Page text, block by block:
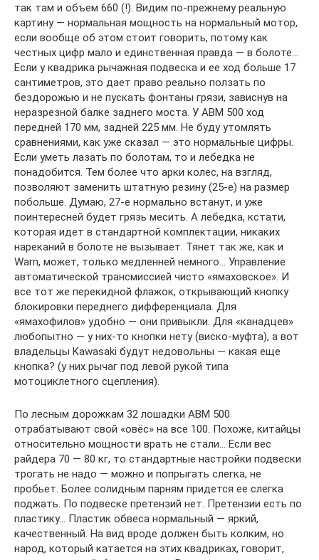
так там и объем 660 (!). Видим по-прежнему реальную
картину — нормальная мощность на нормальный мотор,
если вообще об этом стоит говорить, потому как
честных цифр мало и единственная правда — в болоте…
Если у квадрика рычажная подвеска и ее ход больше 17
сантиметров, это дает право реально ползать по
бездорожью и не пускать фонтаны грязи, зависнув на
неразрезной балке заднего моста. У АВМ 500 ход
передней 170 мм, задней 225 мм. Не буду утомлять
сравнениями, как уже сказал — это нормальные цифры.
Если уметь лазать по болотам, то и лебедка не
понадобится. Тем более что арки колес, на взгляд,
позволяют заменить штатную резину (25-е) на размер
побольше. Думаю, 27-е нормально встанут, и уже
поинтересней будет грязь месить. А лебедка, кстати,
которая идет в стандартной комплектации, никаких
нареканий в болоте не вызывает. Тянет так же, как и
Warn, может, только медленней немного… Управление
автоматической трансмиссией чисто «ямаховское». И
все тот же перекидной флажок, открывающий кнопку
блокировки переднего дифференциала. Для
«ямахофилов» удобно — они привыкли. Для «канадцев»
любопытно — у них-то кнопки нету (виско-муфта), а вот
владельцы Kawasaki будут недовольны — какая еще
кнопка? (у них рычаг под левой рукой типа
мотоциклетного сцепления).
По лесным дорожкам 32 лошадки АВМ 500
отрабатывают свой «овёс» на все 100. Похоже, китайцы
относительно мощности врать не стали… Если вес
райдера 70 — 80 кг, то стандартные настройки подвески
трогать не надо — можно и попрыгать слегка, не
пробьет. Более солидным парням придется ее слегка
поджать. По подвеске претензий нет. Претензии есть по
пластику… Пластик обвеса нормальный — яркий,
качественный. На вид вроде должен быть колким, но
народ, который катается на этих квадриках, говорит,